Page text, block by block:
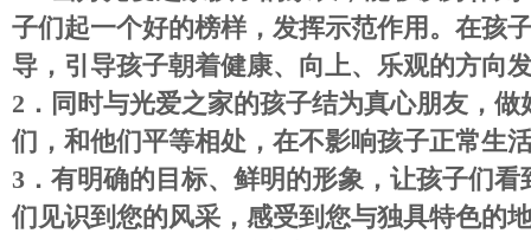
子们起一个好的榜样，发挥示范作用。在孩
导，引导孩子朝着健康、向上、乐观的方向
2 ． 同时与光爱之家的孩子结为真心朋友，做
们，和他们平等相处，在不影响孩子正常生
3 ． 有明确的目标、鲜明的形象，让孩子们
们见识到您的风采，感受到您与独具特色的